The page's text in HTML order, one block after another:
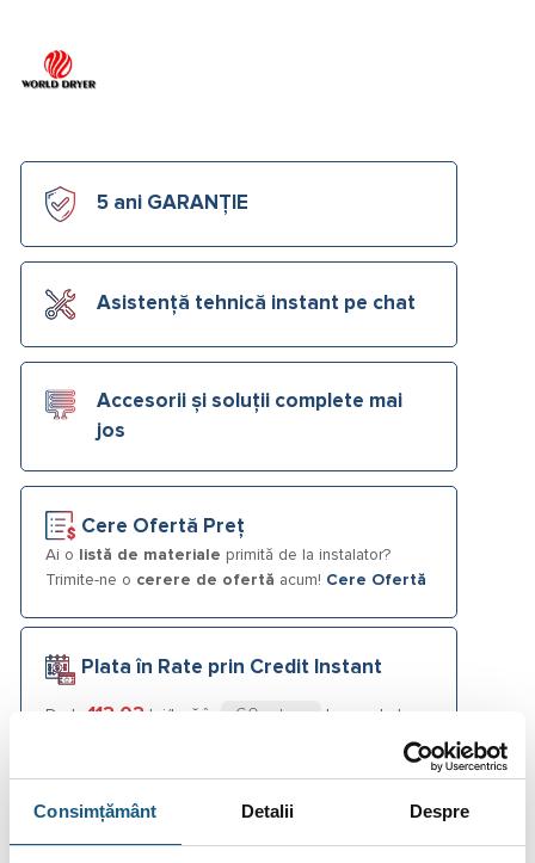
Consimțământ Detalii Despre
5 ani GARANȚIE
Asistență tehnică instant pe chat
Accesorii și soluții complete mai
jos
Cere Ofertă Preț
Ai o listă de materiale primită de la instalator?
Trimite-ne o cerere de ofertă acum! Cere Ofertă
Plata în Rate prin Credit Instant
De la 112.02 lei/lună în lunare de la